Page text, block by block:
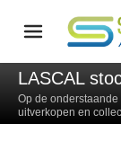
LASCAL
Op de
uitverkopen en